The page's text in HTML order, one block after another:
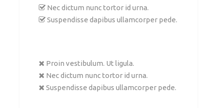
Nec dictum nunc tortor id urna.
Suspendisse dapibus ullamcorper pede.
Proin vestibulum. Ut ligula.
Nec dictum nunc tortor id urna.
Suspendisse dapibus ullamcorper pede.